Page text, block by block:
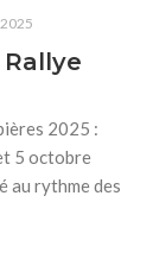
2025 :
5 octobre
au rythme des